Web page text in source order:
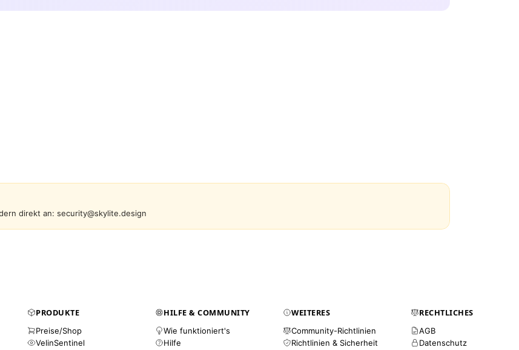
direkt an: security@skylite.design
PRODUKTE
Preise/Shop
VelinSentinel
HILFE & COMMUNITY
Wie funktioniert's
Hilfe
WEITERES
Community-Richtlinien
Richtlinien & Sicherheit
RECHTLICHES
AGB
Datenschutz